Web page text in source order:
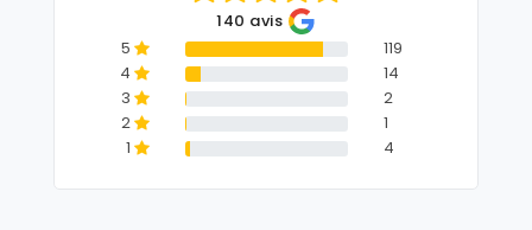
140 avis
5
119
4
14
3
2
2
1
1
4